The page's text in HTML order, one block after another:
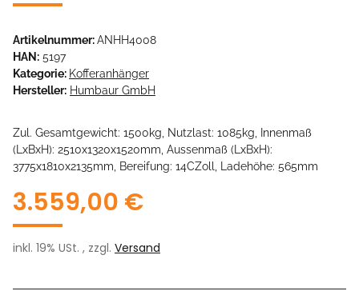
Artikelnummer:ANHH4008
HAN: 5197
Kategorie: Kofferanhänger
Hersteller: Humbaur GmbH
Zul. Gesamtgewicht: 1500kg, Nutzlast: 1085kg, Innenmaß
(LxBxH): 2510x1320x1520mm, Aussenmaß (LxBxH):
3775x1810x2135mm, Bereifung: 14CZoll, Ladehöhe: 565mm
3.559,00 €
inkl. 19% USt. , zzgl. Versand